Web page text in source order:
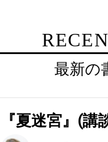
最新の
『夏迷宮』(講